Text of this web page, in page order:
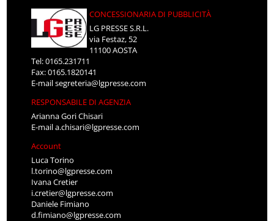
CONCESSIONARIA DI PUBBLICITÀ
LG PRESSE S.R.L.
via Festaz, 52
11100 AOSTA
Tel: 0165.231711
Fax: 0165.1820141
E-mailsegreteria@lgpresse.com
RESPONSABILE DI AGENZIA
Arianna Gori Chisari
E-maila.chisari@lgpresse.com
Account
Luca Torino
l.torino@lgpresse.com
Ivana Cretier
i.cretier@lgpresse.com
Daniele Fimiano
d.fimiano@lgpresse.com